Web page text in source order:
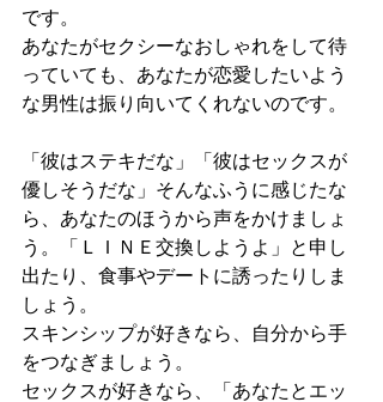
です。
あなたがセクシーなおしゃれをして待
っていても、あなたが恋愛したいよう
な男性は振り向いてくれないのです。
「彼はステキだな」「彼はセックスが
優しそうだな」そんなふうに感じたな
ら、あなたのほうから声をかけましょ
う。「ＬＩＮＥ交換しようよ」と申し
出たり、食事やデートに誘ったりしま
しょう。
スキンシップが好きなら、自分から手
をつなぎましょう。
セックスが好きなら、「あなたとエッ